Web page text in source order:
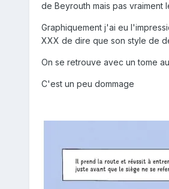
de Beyrouth mais pas vraiment
Graphiquement j'ai eu
XXX de dire que son style de
On se retrouve avec un tome
C'est un peu dommage